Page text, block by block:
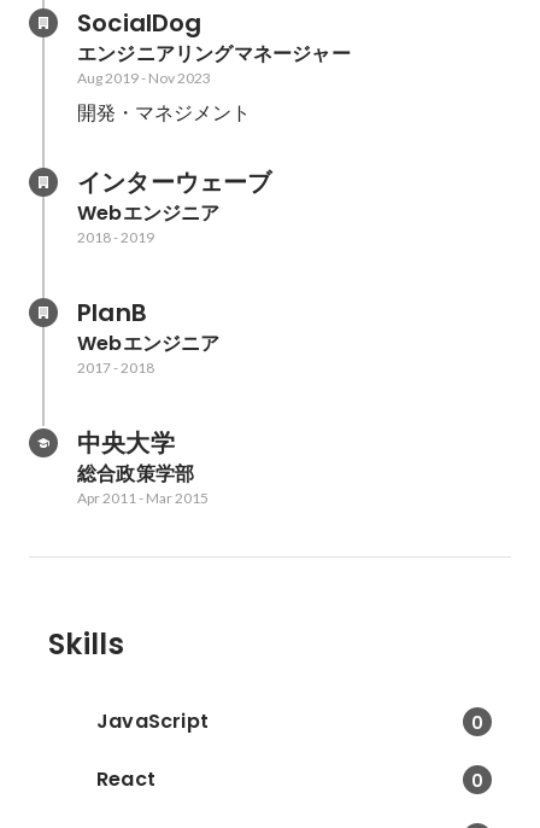
SocialDog
エンジニアリングマネージャー
Aug 2019- Nov 2023
開発・マネジメント
インターウェーブ
Webエンジニア
2018-2019
PlanB
Webエンジニア
2017-2018
中央大学
総合政策学部
Apr 2011- Mar 2015
Skills
JavaScript 0
React 0